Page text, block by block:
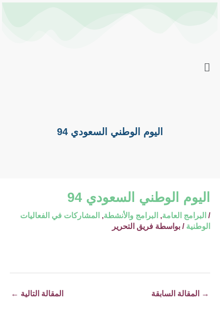
اليوم الوطني السعودي 94
اليوم الوطني السعودي 94
/ البرامج العامة, البرامج والأنشطة, المشاركات في الفعاليات
الوطنية / بواسطة فريق التحرير
navigation
→ المقالة السابقة المقالة التالية ←